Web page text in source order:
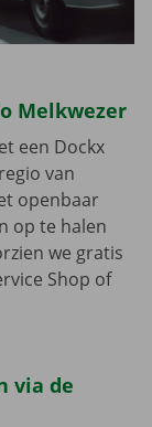
Melkwezer
een Dockx
van
openbaar
op te halen
we gratis
Shop of
via de